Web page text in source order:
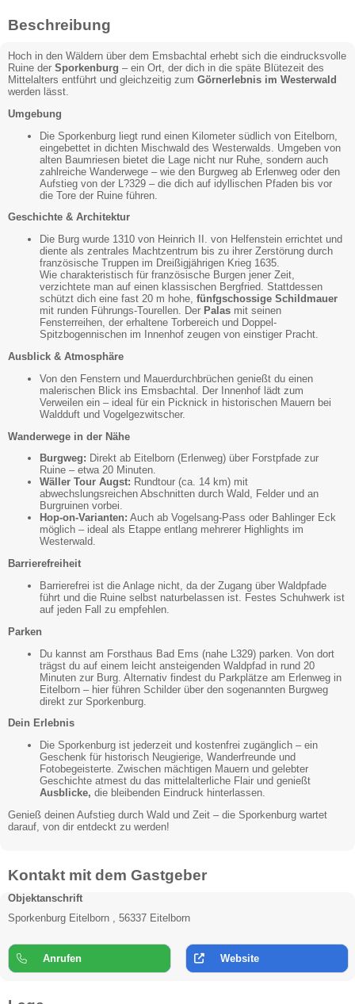
Beschreibung
Hoch in den Wäldern über dem Emsbachtal erhebt sich die eindrucksvolle
Ruine der Sporkenburg – ein Ort, der dich in die späte Blütezeit des
Mittelalters entführt und gleichzeitig zum Görnerlebnis im Westerwald
werden lässt.
Umgebung
Die Sporkenburg liegt rund einen Kilometer südlich von Eitelborn,
eingebettet in dichten Mischwald des Westerwalds. Umgeben von
alten Baumriesen bietet die Lage nicht nur Ruhe, sondern auch
zahlreiche Wanderwege – wie den Burgweg ab Erlenweg oder den
Aufstieg von der L?329 – die dich auf idyllischen Pfaden bis vor
die Tore der Ruine führen.
Geschichte & Architektur
Die Burg wurde 1310 von Heinrich II. von Helfenstein errichtet und
diente als zentrales Machtzentrum bis zu ihrer Zerstörung durch
französische Truppen im Dreißigjährigen Krieg 1635.
Wie charakteristisch für französische Burgen jener Zeit,
verzichtete man auf einen klassischen Bergfried. Stattdessen
schützt dich eine fast 20 m hohe, fünfgschossige Schildmauer
mit runden Führungs-Tourellen. Der Palas mit seinen
Fensterreihen, der erhaltene Torbereich und Doppel-
Spitzbogennischen im Innenhof zeugen von einstiger Pracht.
Ausblick & Atmosphäre
Von den Fenstern und Mauerdurchbrüchen genießt du einen
malerischen Blick ins Emsbachtal. Der Innenhof lädt zum
Verweilen ein – ideal für ein Picknick in historischen Mauern bei
Waldduft und Vogelgezwitscher.
Wanderwege in der Nähe
Burgweg: Direkt ab Eitelborn (Erlenweg) über Forstpfade zur
Ruine – etwa 20 Minuten.
Wäller Tour Augst: Rundtour (ca. 14 km) mit
abwechslungsreichen Abschnitten durch Wald, Felder und an
Burgruinen vorbei.
Hop-on-Varianten: Auch ab Vogelsang-Pass oder Bahlinger Eck
möglich – ideal als Etappe entlang mehrerer Highlights im
Westerwald.
Barrierefreiheit
Barrierefrei ist die Anlage nicht, da der Zugang über Waldpfade
führt und die Ruine selbst naturbelassen ist. Festes Schuhwerk ist
auf jeden Fall zu empfehlen.
Parken
Du kannst am Forsthaus Bad Ems (nahe L329) parken. Von dort
trägst du auf einem leicht ansteigenden Waldpfad in rund 20
Minuten zur Burg. Alternativ findest du Parkplätze am Erlenweg in
Eitelborn – hier führen Schilder über den sogenannten Burgweg
direkt zur Sporkenburg.
Dein Erlebnis
Die Sporkenburg ist jederzeit und kostenfrei zugänglich – ein
Geschenk für historisch Neugierige, Wanderfreunde und
Fotobegeisterte. Zwischen mächtigen Mauern und gelebter
Geschichte atmest du das mittelalterliche Flair und genießt
Ausblicke, die bleibenden Eindruck hinterlassen.
Genieß deinen Aufstieg durch Wald und Zeit – die Sporkenburg wartet
darauf, von dir entdeckt zu werden!
Kontakt mit dem Gastgeber
Objektanschrift
Sporkenburg Eitelborn , 56337 Eitelborn
Anrufen Website